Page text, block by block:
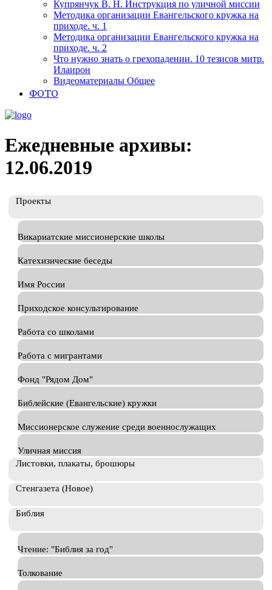
Купрянчук В. Н. Инструкция по уличной миссии
Методика организации Евангельского кружка на
приходе. ч. 1
Методика организации Евангельского кружка на
приходе. ч. 2
Что нужно знать о грехопадении. 10 тезисов митр.
Илаирон
Видеоматериалы Общее
ФОТО
Ежедневные архивы:
12.06.2019
Проекты
Викариатские миссионерские школы
Катехизические беседы
Имя России
Приходское консультирование
Работа со школами
Работа с мигрантами
Фонд "Рядом Дом"
Библейские (Евангельские) кружки
Миссионерское служение среди военнослужащих
Уличная миссия
Листовки, плакаты, брошюры
Стенгазета (Новое)
Библия
Чтение: "Библия за год"
Толкование